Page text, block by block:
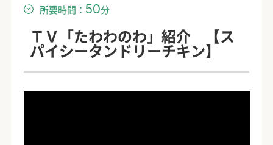
所要時間： 50分
ＴＶ「たわわのわ」紹介 【ス
パイシータンドリーチキン】